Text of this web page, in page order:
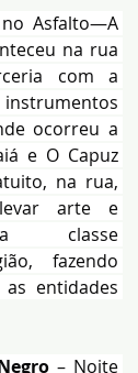
Asfalto—A
na rua
com a
ocorreu a
e O Capuz
na rua,
arte e
a classe
fazendo
entidades
– Noite